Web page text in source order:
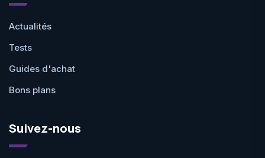
Actualités
Tests
Guides d'achat
Bons plans
Suivez-nous